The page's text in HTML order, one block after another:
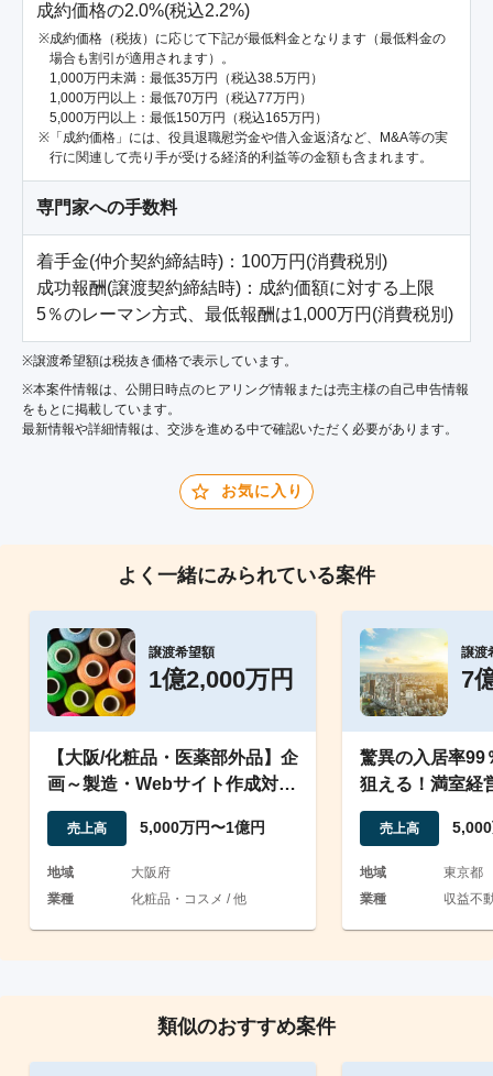
成約価格の2.0%(税込2.2%)
成約価格（税抜）に応じて下記が最低料金となります（最低料金の
場合も割引が適用されます）。
1,000万円未満：最低35万円（税込38.5万円）
1,000万円以上：最低70万円（税込77万円）
5,000万円以上：最低150万円（税込165万円）
「成約価格」には、役員退職慰労金や借入金返済など、M&A等の実
行に関連して売り手が受ける経済的利益等の金額も含まれます。
専門家への手数料
着手金(仲介契約締結時)：100万円(消費税別)
成功報酬(譲渡契約締結時)：成約価額に対する上限
5％のレーマン方式、最低報酬は1,000万円(消費税別)
※譲渡希望額は税抜き価格で表示しています。
※本案件情報は、公開日時点のヒアリング情報または売主様の自己申告情報
をもとに掲載しています。
最新情報や詳細情報は、交渉を進める中で確認いただく必要があります。
お気に入り
よく一緒にみられている案件
譲渡希望額
1億2,000万円
【大阪/化粧品・医薬部外品】企
画～製造・Webサイト作成対応
のOEM/ODM事業
売上高 5,000万円〜1億円
地域
大阪府
業種
化粧品・コスメ / 他
譲渡
7
驚異の入居率99
狙える！満室経
動産M&A
売上高
地域
東京都
業種
収益不
類似のおすすめ案件